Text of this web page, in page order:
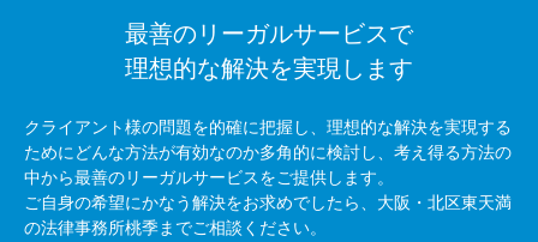
最善のリーガルサービスで
理想的な解決を実現します
クライアント様の問題を的確に把握し、理想的な解決を実現する
ためにどんな方法が有効なのか多角的に検討し、考え得る方法の
中から最善のリーガルサービスをご提供します。
ご自身の希望にかなう解決をお求めでしたら、大阪・北区東天満
の法律事務所桃季までご相談ください。